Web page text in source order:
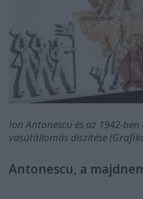
Ion Antonescu és az 1942-
vasútállomás díszítése
Antonescu, a